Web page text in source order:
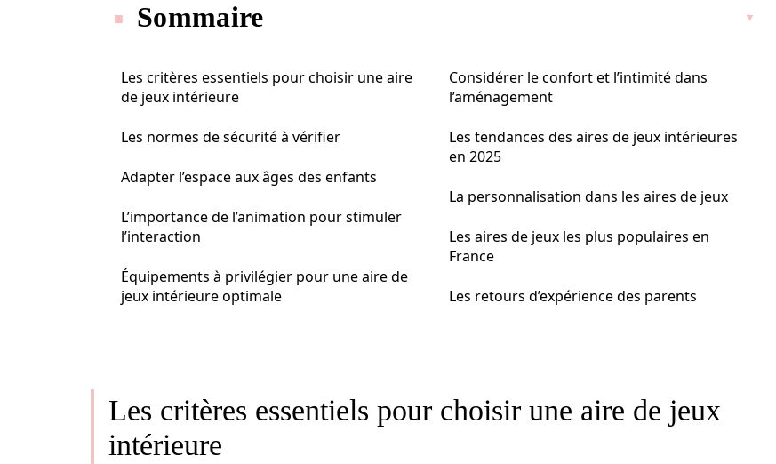
Sommaire
Les critères essentiels pour choisir une aire
de jeux intérieure
Les normes de sécurité à vérifier
Adapter l’espace aux âges des enfants
L’importance de l’animation pour stimuler
l’interaction
Équipements à privilégier pour une aire de
jeux intérieure optimale
Considérer le confort et l’intimité dans
l’aménagement
Les tendances des aires de jeux intérieures
en 2025
La personnalisation dans les aires de jeux
Les aires de jeux les plus populaires en
France
Les retours d’expérience des parents
Les critères essentiels pour choisir une aire de jeux
intérieure